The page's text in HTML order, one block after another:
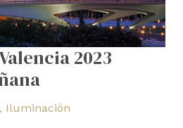
2023
, Iluminación